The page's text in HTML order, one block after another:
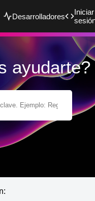
Desarrolladores
Iniciar
ayudarte?